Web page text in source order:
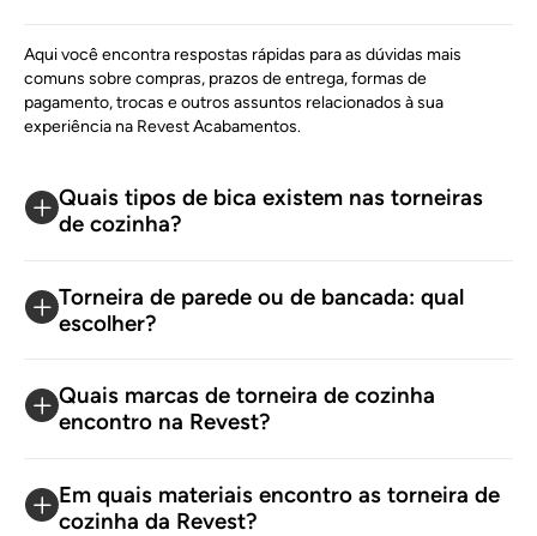
Além da qualidade, é importante que o acessóriocombine
com o estilo da decoração, por isso aqui na página
As duchas higiênicas cromadas têm um visual prateado
que combina com diferentes estilos de banheiro. Elas são
com um acabamento versátil. Escolha modelos com
registro, com gatilho e desviador.
Ducha higiênica dourada
Aqui você encontra respostas rápidas para as dúvidas mais
comuns sobre compras, prazos de entrega, formas de
pagamento, trocas e outros assuntos relacionados à sua
experiência na Revest Acabamentos.
Quais tipos de bica existem nas torneiras
de cozinha?
Torneira de parede ou de bancada: qual
escolher?
Quais marcas de torneira de cozinha
encontro na Revest?
Em quais materiais encontro as torneira de
cozinha da Revest?